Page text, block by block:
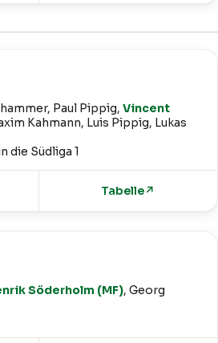
Paul Pippig,Vincent
Kahmann, Luis Pippig, Lukas
die Südliga 1
Tabelle↗
Söderholm (MF), Georg